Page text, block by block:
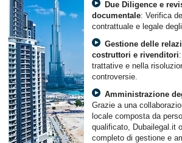
Due Diligence e
documentale: Verifica
contrattuale e legale
Gestione delle
costruttori e rivenditori
trattative e nella
controversie.
Amministrazione
Grazie a una
locale composta da
qualificato, Dubailegal.it
completo di gestione e